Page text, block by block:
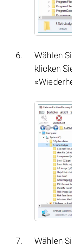
Wählen
klicken
Wählen